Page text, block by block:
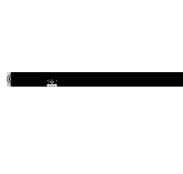
© 2026Ayuntamiento de Cuenca.